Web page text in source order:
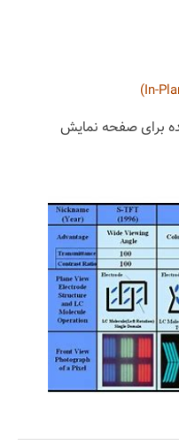
(In-
برای صفحه نمایش